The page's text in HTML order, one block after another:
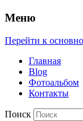
Меню
Перейти к
Главная
Blog
Фотоальбом
Контакты
Поиск